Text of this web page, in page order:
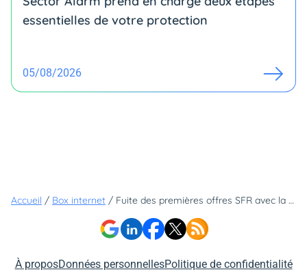
essentielles de votre protection
05/08/2026
Accueil / Box internet / Fuite des premières offres SFR avec la Box Numericable
À proposDonnées personnellesPolitique de confidentialité